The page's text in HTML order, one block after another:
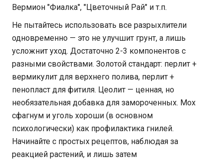
Вермион "Фиалка", "Цветочный Рай" и т.п.
Не пытайтесь использовать все разрыхлители
одновременно — это не улучшит грунт, а лишь
усложнит уход. Достаточно 2-3 компонентов с
разными свойствами. Золотой стандарт: перлит +
вермикулит для верхнего полива, перлит +
пенопласт для фитиля. Цеолит — ценная, но
необязательная добавка для замороченных. Мох
сфагнум и уголь хороши (в основном
психологически) как профилактика гнилей.
Начинайте с простых рецептов, наблюдая за
реакцией растений, и лишь затем